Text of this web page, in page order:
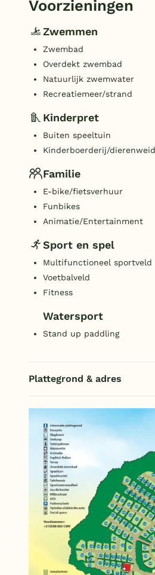
Voorzieningen
Zwemmen
Zwembad
Overdekt zwembad
Natuurlijk zwemwater
Recreatiemeer/strand
Kinderpret
Buiten speeltuin
Kinderboerderij/
Familie
E-bike/fietsverhuur
Funbikes
Animatie/Entertainment
Sport en spel
Multifunctioneel sportveld
Voetbalveld
Fitness
Watersport
Stand up paddling
Plattegrond & adres